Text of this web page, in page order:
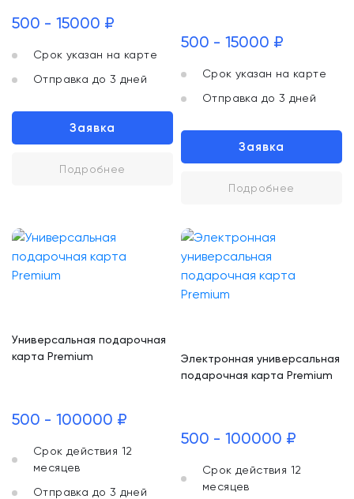
500 - 15000 ₽
Срок указан на карте
Отправка до 3 дней
Заявка
Подробнее
500 - 15000 ₽
Срок указан на карте
Отправка до 3 дней
Заявка
Подробнее
Универсальная подарочная
карта Premium
500 - 100000 ₽
Срок действия 12
месяцев
Отправка до 3 дней
Электронная универсальная
подарочная карта Premium
500 - 100000 ₽
Срок действия 12
месяцев